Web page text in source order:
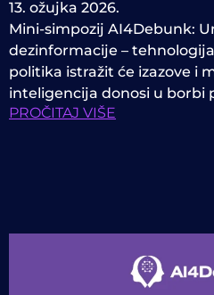
13. ožujka 2026.
Mini-simpozij AI4Debunk:
dezinformacije –
politika istražit će izazove i
inteligencija donosi u borbi
PROČITAJ VIŠE